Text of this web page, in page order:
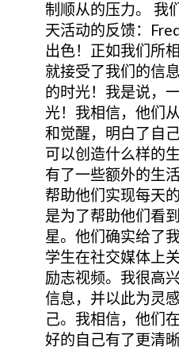
制顺从的压力。 我
天活动的反馈：
出色！正如我们所
就接受了我们的信
的时光！我是说，
光！我相信，他们
和觉醒，明白了自
可以创造什么样的
有了一些额外的生
帮助他们实现每天
是为了帮助他们看
星。他们确实给了
学生在社交媒体上
励志视频。我很高
信息，并以此为灵
己。我相信，他们
好的自己有了更清